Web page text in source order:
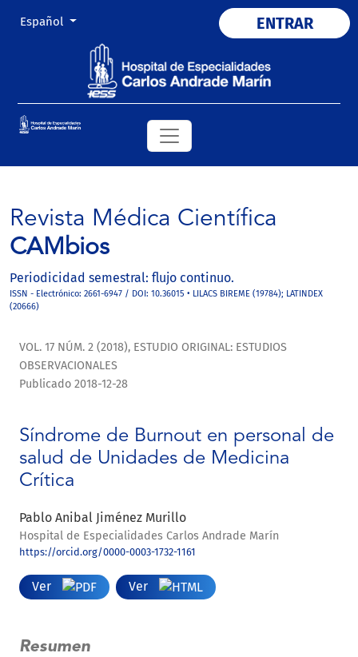
Cambiar el idioma. El actual es:
Español ENTRAR
Revista Médica Científica
CAMbios
Periodicidad semestral: flujo continuo.
ISSN - Electrónico: 2661-6947 / DOI: 10.36015 • LILACS BIREME (19784); LATINDEX
(20666)
VOL. 17 NÚM. 2 (2018), ESTUDIO ORIGINAL: ESTUDIOS
OBSERVACIONALES
Síndrome de Burnout en personal de
salud de Unidades de Medicina
Crítica
Publicado 2018-12-28
Pablo Anibal Jiménez Murillo
Hospital de Especialidades Carlos Andrade Marín
https://orcid.org/0000-0003-1732-1161
Ver Ver
Resumen